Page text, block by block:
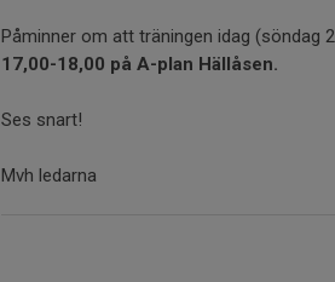
Påminner om att träningen idag (söndag
17,00-18,00 på A-plan Hällåsen.
Ses snart!
Mvh ledarna